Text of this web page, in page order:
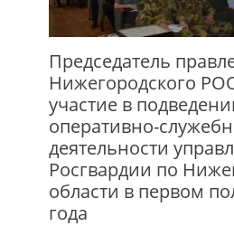
Председатель
Нижегородского
участие в
оперативно-
деятельности
Росгвардии по
области в первом
года